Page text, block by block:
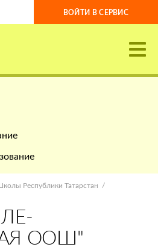
ВОЙТИ В СЕРВИС
Республики Татарстан
ООШ"